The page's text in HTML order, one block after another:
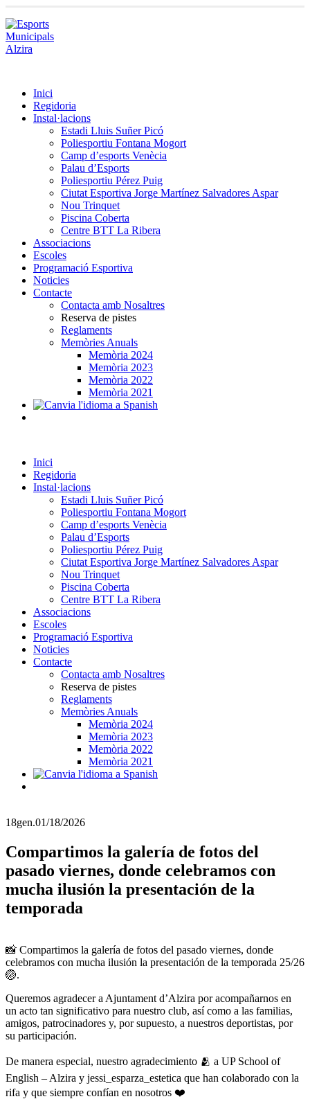
Inici
Regidoria
Instal·lacions
Estadi Lluis Suñer Picó
Poliesportiu Fontana Mogort
Camp d’esports Venècia
Palau d’Esports
Poliesportiu Pérez Puig
Ciutat Esportiva Jorge Martínez Salvadores Aspar
Nou Trinquet
Piscina Coberta
Centre BTT La Ribera
Associacions
Escoles
Programació Esportiva
Noticies
Contacte
Contacta amb Nosaltres
Reserva de pistes
Reglaments
Memòries Anuals
Memòria 2024
Memòria 2023
Memòria 2022
Memòria 2021
Inici
Regidoria
Instal·lacions
Estadi Lluis Suñer Picó
Poliesportiu Fontana Mogort
Camp d’esports Venècia
Palau d’Esports
Poliesportiu Pérez Puig
Ciutat Esportiva Jorge Martínez Salvadores Aspar
Nou Trinquet
Piscina Coberta
Centre BTT La Ribera
Associacions
Escoles
Programació Esportiva
Noticies
Contacte
Contacta amb Nosaltres
Reserva de pistes
Reglaments
Memòries Anuals
Memòria 2024
Memòria 2023
Memòria 2022
Memòria 2021
18gen.01/18/2026
Compartimos la galería de fotos del
pasado viernes, donde celebramos con
mucha ilusión la presentación de la
temporada
📸 Compartimos la galería de fotos del pasado viernes, donde
celebramos con mucha ilusión la presentación de la temporada 25/26
🏐.
Queremos agradecer a Ajuntament d’Alzira por acompañarnos en
un acto tan significativo para nuestro club, así como a las familias,
amigos, patrocinadores y, por supuesto, a nuestros deportistas, por
su participación.
De manera especial, nuestro agradecimiento 🫂 a UP School of
English – Alzira y jessi_esparza_estetica que han colaborado con la
rifa y que siempre confían en nosotros ❤️